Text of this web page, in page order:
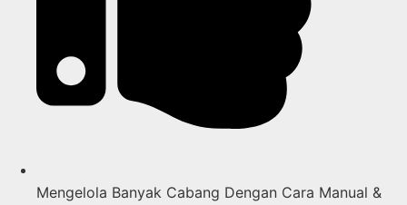
Mengelola Banyak Cabang Dengan Cara Manual &